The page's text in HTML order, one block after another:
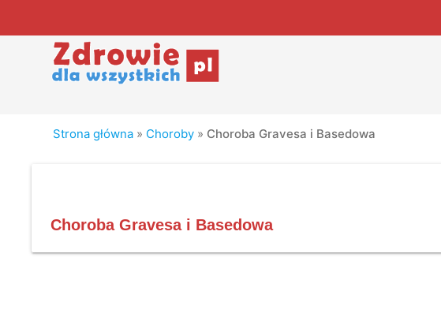
Strona główna » Choroby » Choroba Gravesa i Basedowa
Choroba Gravesa i Basedowa